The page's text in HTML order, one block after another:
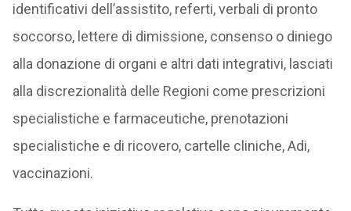
identificativi dell’assistito, referti, verbali di pronto
soccorso, lettere di dimissione, consenso o diniego
alla donazione di organi e altri dati integrativi, lasciati
alla discrezionalità delle Regioni come prescrizioni
specialistiche e farmaceutiche, prenotazioni
specialistiche e di ricovero, cartelle cliniche, Adi,
vaccinazioni.